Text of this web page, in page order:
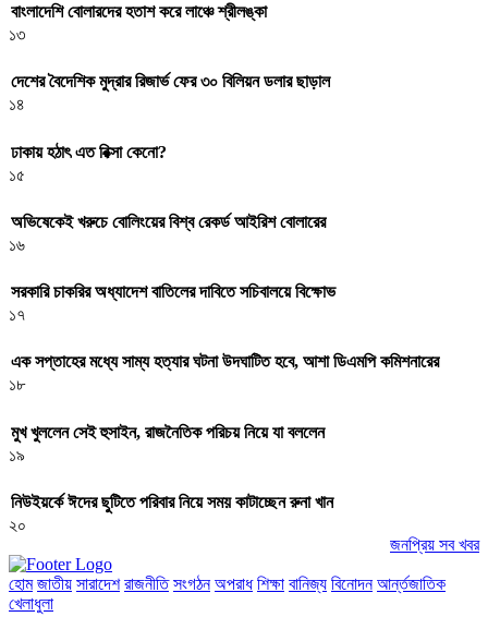
বাংলাদেশি বোলারদের হতাশ করে লাঞ্চে শ্রীলঙ্কা
১৩
দেশের বৈদেশিক মুদ্রার রিজার্ভ ফের ৩০ বিলিয়ন ডলার ছাড়াল
১৪
ঢাকায় হঠাৎ এত রিক্সা কেনো?
১৫
অভিষেকেই খরুচে বোলিংয়ের বিশ্ব রেকর্ড আইরিশ বোলারের
১৬
সরকারি চাকরির অধ্যাদেশ বাতিলের দাবিতে সচিবালয়ে বিক্ষোভ
১৭
এক সপ্তাহের মধ্যে সাম্য হত্যার ঘটনা উদঘাটিত হবে, আশা ডিএমপি কমিশনারের
১৮
মুখ খুললেন সেই হুসাইন, রাজনৈতিক পরিচয় নিয়ে যা বললেন
১৯
নিউইয়র্কে ঈদের ছুটিতে পরিবার নিয়ে সময় কাটাচ্ছেন রুনা খান
২০
জনপ্রিয় সব খবর
হোম জাতীয় সারাদেশ রাজনীতি সংগঠন অপরাধ শিক্ষা বানিজ্য বিনোদন আর্ন্তজাতিক
খেলাধুলা